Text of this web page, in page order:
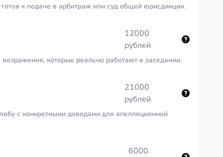
к подаче в арбитраж или суд общей юрисдикции.
12000
рублей
которые реально работают в заседании.
21000
рублей
с конкретными доводами для апелляционной
6000